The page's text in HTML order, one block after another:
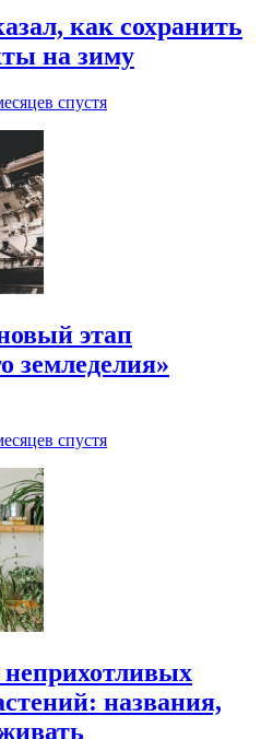
как сохранить
на зиму
спустя
этап
земледелия»
спустя
названия,